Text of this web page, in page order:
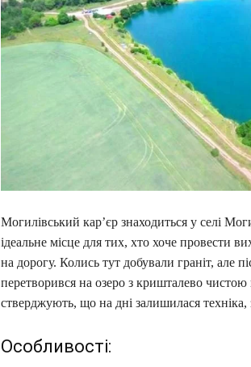
Могилівський кар’єр знаходиться у селі
ідеальне місце для тих, хто хоче провести
на дорогу. Колись тут добували граніт, але
перетворився на озеро з кришталево
стверджують, що на дні залишилася
Особливості: